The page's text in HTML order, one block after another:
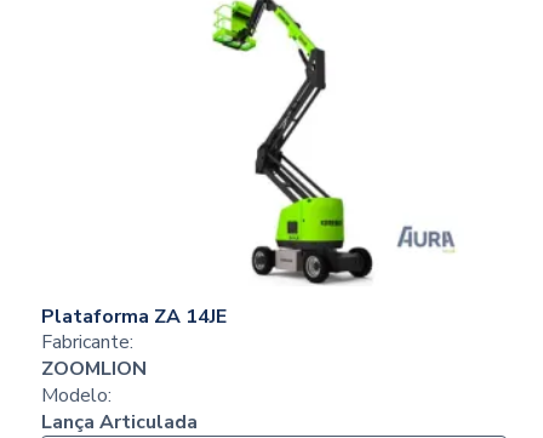
Plataforma ZA 14JE
Fabricante:
ZOOMLION
Modelo:
Lança Articulada